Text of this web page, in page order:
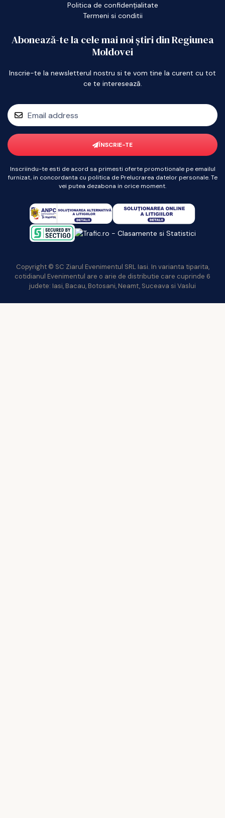
Politica de confidențialitate
Termeni si conditii
Abonează-te la cele mai noi știri din Regiunea
Moldovei
Inscrie-te la newsletterul nostru si te vom tine la curent cu tot
ce te interesează.
ÎNSCRIE-TE
Inscriindu-te esti de acord sa primesti oferte promotionale pe emailul
furnizat, in concordanta cu politica de Prelucrarea datelor personale. Te
vei putea dezabona in orice moment.
Copyright © SC Ziarul Evenimentul SRL Iasi. In varianta tiparita,
cotidianul Evenimentul are o arie de distributie care cuprinde 6
judete: Iasi, Bacau, Botosani, Neamt, Suceava si Vaslui